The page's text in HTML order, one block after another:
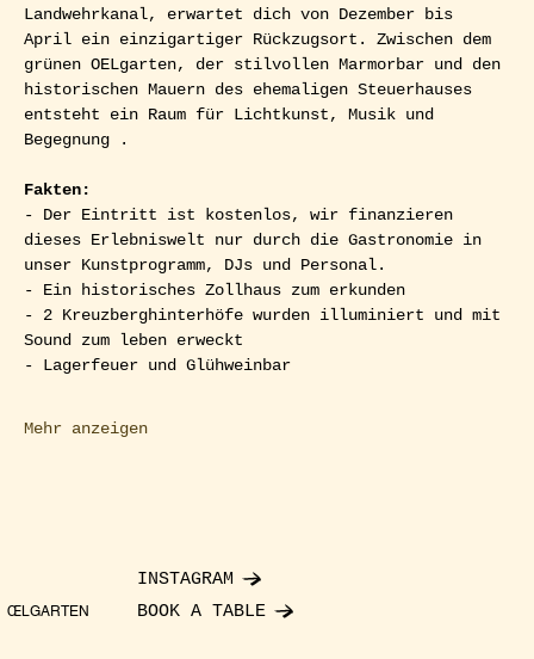
Landwehrkanal, erwartet dich von Dezember bis
April ein einzigartiger Rückzugsort. Zwischen dem
grünen OELgarten, der stilvollen Marmorbar und den
historischen Mauern des ehemaligen Steuerhauses
entsteht ein Raum für Lichtkunst, Musik und
Begegnung .
Fakten:
- Der Eintritt ist kostenlos, wir finanzieren
dieses Erlebniswelt nur durch die Gastronomie in
unser Kunstprogramm, DJs und Personal.
- Ein historisches Zollhaus zum erkunden
- 2 Kreuzberghinterhöfe wurden illuminiert und mit
Sound zum leben erweckt
- Lagerfeuer und Glühweinbar
Mehr anzeigen
ŒLGARTEN
INSTAGRAM
BOOK A TABLE